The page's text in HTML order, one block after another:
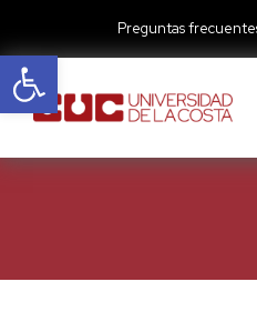
Abrir barra de
Preguntas